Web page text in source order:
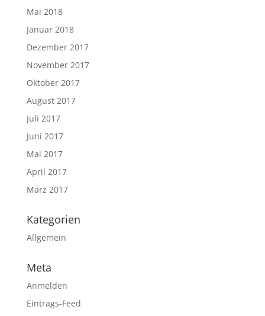
Mai 2018
Januar 2018
Dezember 2017
November 2017
Oktober 2017
August 2017
Juli 2017
Juni 2017
Mai 2017
April 2017
März 2017
Kategorien
Allgemein
Meta
Anmelden
Eintrags-Feed